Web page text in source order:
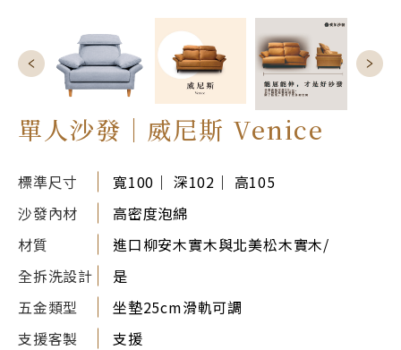
單人沙發｜威尼斯 Venice
標準尺寸
寬100｜ 深102｜ 高105
沙發內材
高密度泡綿
材質
進口柳安木實木與北美松木實木/
全拆洗設計
是
五金類型
坐墊25cm滑軌可調
支援客製
支援